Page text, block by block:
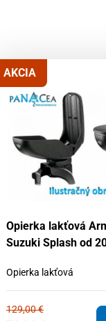
AKCIA
Opierka lakťová
Suzuki Splash od
Opierka lakťová
129,00€